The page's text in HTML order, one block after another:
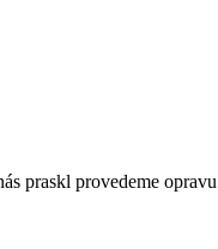
praskl provedeme